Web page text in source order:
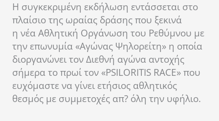
Η συγκεκριμένη εκδήλωση εντάσσεται στο
πλαίσιο της ωραίας δράσης που ξεκινά
η νέα Αθλητική Οργάνωση του Ρεθύμνου με
την επωνυμία «Αγώνας Ψηλορείτη» η οποία
διοργανώνει τον Διεθνή αγώνα αντοχής
σήμερα το πρωί τον «PSILORITIS RACE» που
ευχόμαστε να γίνει ετήσιος αθλητικός
θεσμός με συμμετοχές απ? όλη την υφήλιο.